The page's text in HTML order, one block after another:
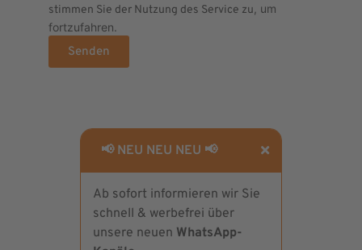
stimmen Sie der Nutzung des Service zu, um
fortzufahren.
Senden
📢 NEU NEU NEU 📢
Ab sofort informieren wir Sie
schnell & werbefrei über
unsere neuen WhatsApp-